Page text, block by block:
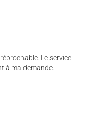
Le service
à ma demande.